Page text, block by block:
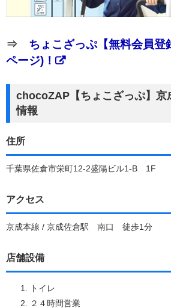
⇒ ちょこざっぷ【無料会員登
ページ)！
chocoZAP【ちょこざっぷ】京
情報
住所
千葉県佐倉市栄町12-2盛陽ビル1-B 1F
アクセス
京成本線 / 京成佐倉駅 南口 徒歩1分
店舗設備
トイレ
２４時間営業